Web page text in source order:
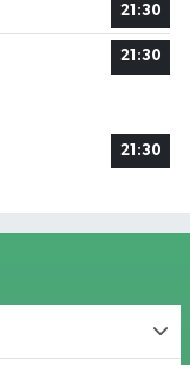
21:30
21:30
21:30